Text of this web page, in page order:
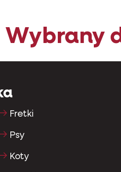
Wybrany
Fretki
Psy
Koty